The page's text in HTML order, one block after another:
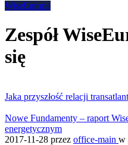
WiseEuropa
Zespół
się
Jaka przyszłość relacji
Nowe Fundamenty – raport
energetycznym
2017-11-28 przez office-main w